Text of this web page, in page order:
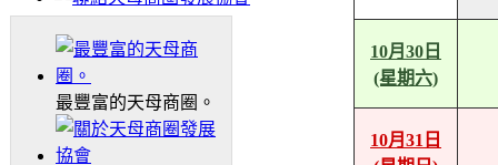
最豐富的天母商圈。
10月30日
(星期六)
10月31日